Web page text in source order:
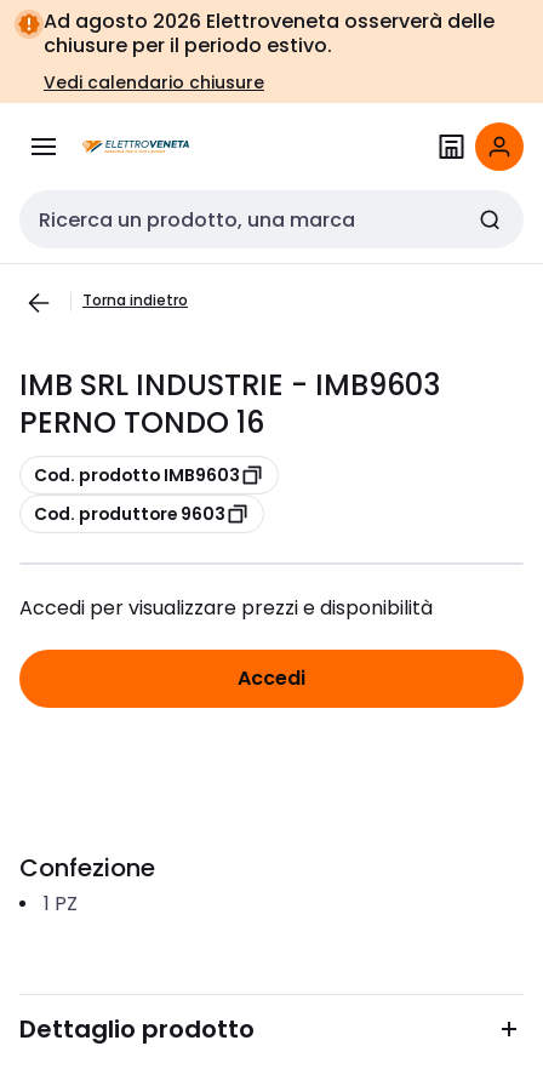
Vai alla
navigazione
Vai
alla
pagina
Ad agosto 2026 Elettroveneta osserverà delle
chiusure per il periodo estivo.
Vedi calendario chiusure
Cerca input
Torna indietro
IMB SRL INDUSTRIE - IMB9603
PERNO TONDO 16
copia
Cod. prodotto IMB9603
copia
Cod. produttore 9603
Accedi per visualizzare prezzi e disponibilità
Accedi
Confezione
1 PZ
Dettaglio prodotto